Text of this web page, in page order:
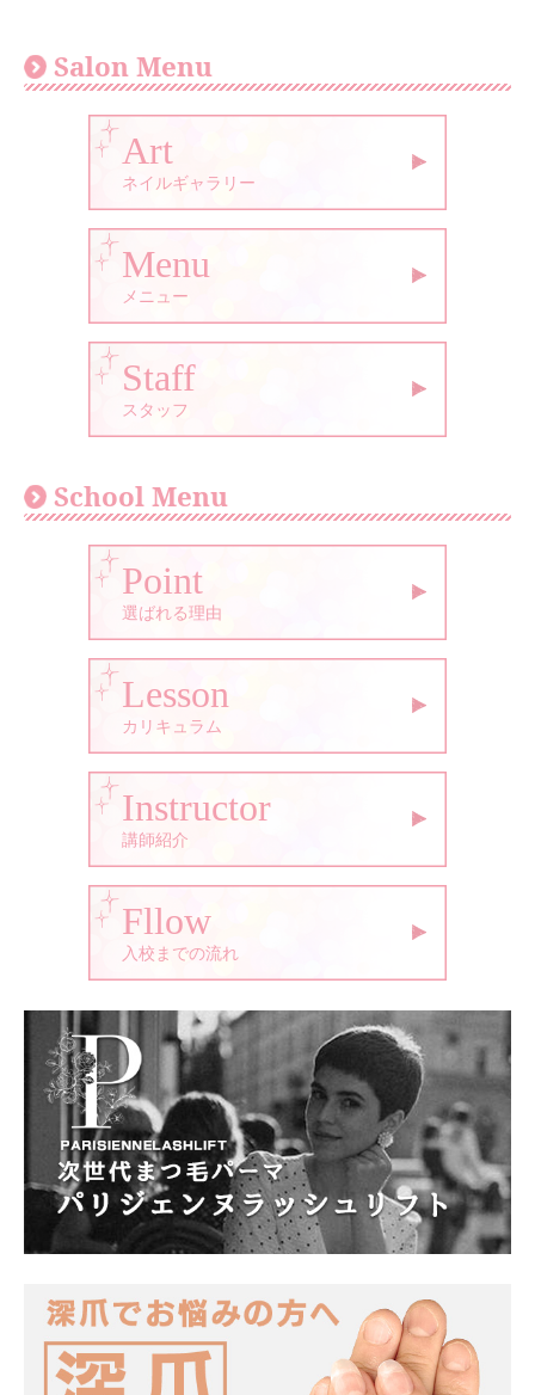
Salon Menu
Art
ネイルギャラリー
Menu
メニュー
Staff
スタッフ
School Menu
Point
選ばれる理由
Lesson
カリキュラム
Instructor
講師紹介
Fllow
入校までの流れ